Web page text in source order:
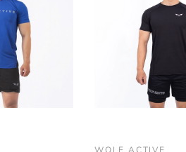
dụng, nhiều ngăn chứa: Quần
một cách an toàn và tiện lợi.
WOLF ACTIVE